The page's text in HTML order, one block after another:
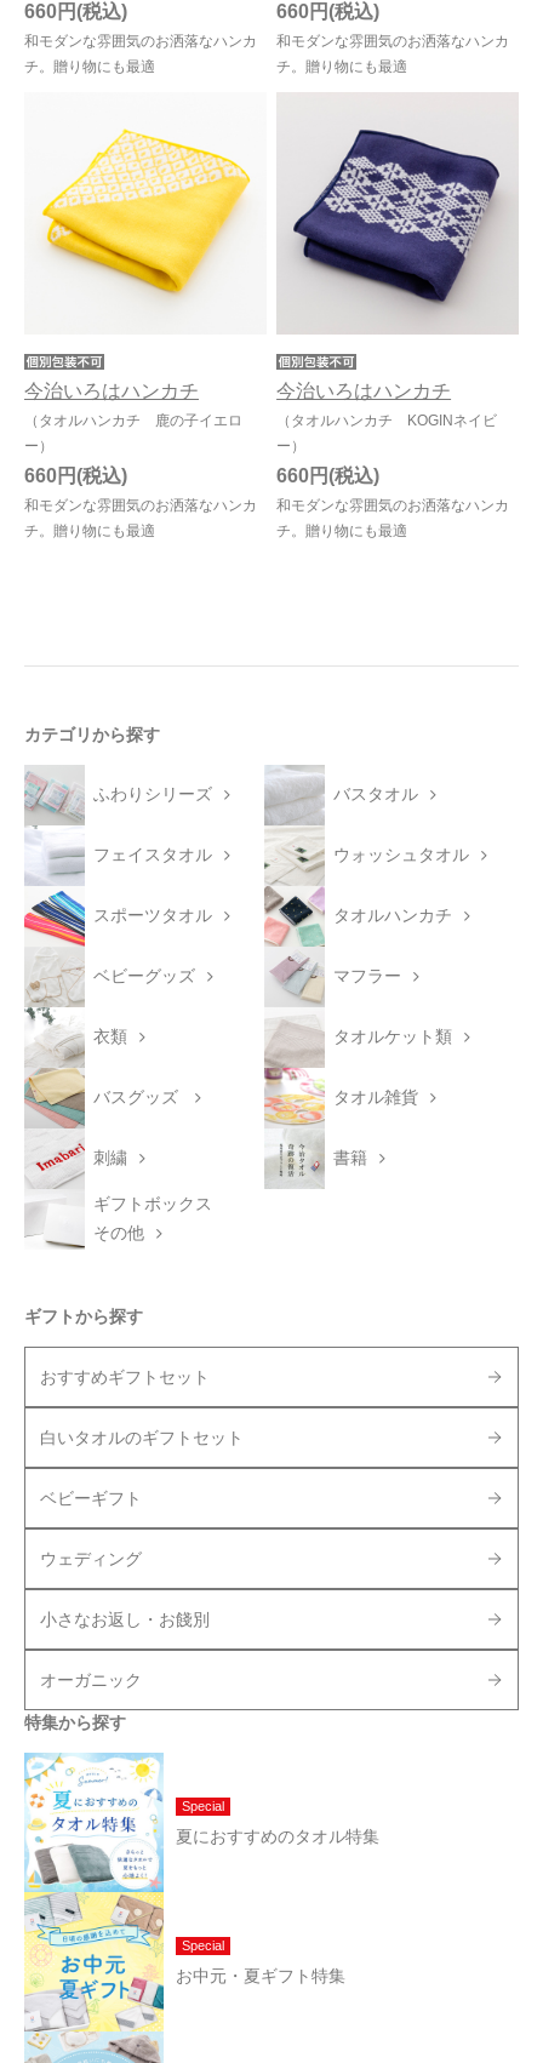
和モダンな雰囲気のお洒落なハンカ
チ。贈り物にも最適
660円
和モダンな雰囲気のお洒落なハンカ
チ。贈り物にも最適
660円
今治いろはハンカチ
（タオルハンカチ 鹿の子イエロ
ー）
和モダンな雰囲気のお洒落なハンカ
チ。贈り物にも最適
660円
今治いろはハンカチ
（タオルハンカチ KOGINネイビ
ー）
和モダンな雰囲気のお洒落なハンカ
チ。贈り物にも最適
660円
カテゴリから探す
ふわりシリーズ バスタオル
フェイスタオル ウォッシュタオル
スポーツタオル タオルハンカチ
ベビーグッズ マフラー
衣類 タオルケット類
バスグッズ タオル雑貨
刺繍 書籍
ギフトボックス
その他
ギフトから探す
おすすめギフトセット
白いタオルのギフトセット
ベビーギフト
ウェディング
小さなお返し・お餞別
オーガニック
特集から探す
Special
夏におすすめのタオル特集
Special
お中元・夏ギフト特集